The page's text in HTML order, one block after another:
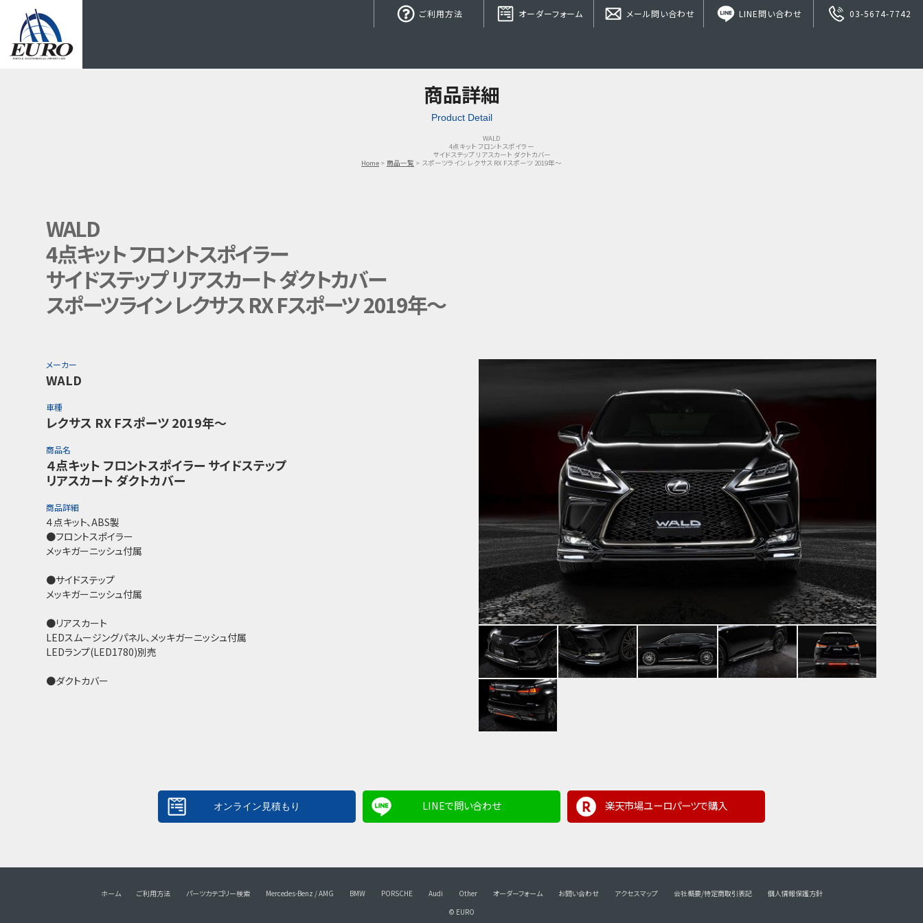
ご利用方法 オーダーフォーム メール問い合わせ LINE問い合わせ 03-5674-7742
商品詳細
Product Detail
Home 商品一覧
WALD
4点キット フロントスポイラー
サイドステップ リアスカート ダクトカバー
スポーツライン レクサス RX Fスポーツ 2019年～
WALD
4点キット フロントスポイラー
サイドステップ リアスカート ダクトカバー
スポーツライン レクサス RX Fスポーツ 2019年～
メーカー
WALD
車種
レクサス RX Fスポーツ 2019年～
商品名
４点キット フロントスポイラー サイドステップ
リアスカート ダクトカバー
商品詳細
４点キット、ABS製
●フロントスポイラー
メッキガーニッシュ付属
●サイドステップ
メッキガーニッシュ付属
●リアスカート
LEDスムージングパネル、メッキガーニッシュ付属
LEDランプ(LED1780)別売
●ダクトカバー
LINEで問い合わせ 楽天市場ユーロパーツで購入
ホーム ご利用方法 パーツカテゴリー検索 Mercedes-Benz / AMG BMW PORSCHE Audi Other オーダーフォーム お問い合わせ アクセスマップ 会社概要/特定商取引表記
個人情報保護方針
© EURO